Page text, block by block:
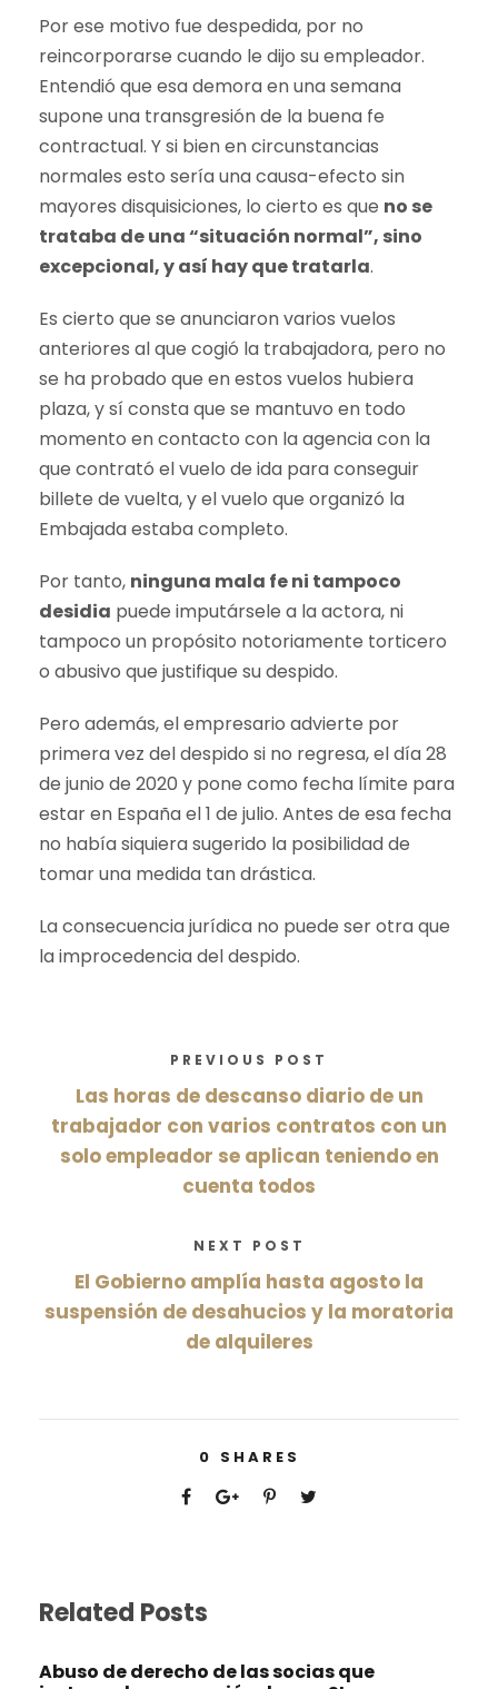
Por ese motivo fue despedida, por no
reincorporarse cuando le dijo su empleador.
Entendió que esa demora en una semana
supone una transgresión de la buena fe
contractual. Y si bien en circunstancias
normales esto sería una causa-efecto sin
mayores disquisiciones, lo cierto es que no se
trataba de una “situación normal”, sino
excepcional, y así hay que tratarla.
Es cierto que se anunciaron varios vuelos
anteriores al que cogió la trabajadora, pero no
se ha probado que en estos vuelos hubiera
plaza, y sí consta que se mantuvo en todo
momento en contacto con la agencia con la
que contrató el vuelo de ida para conseguir
billete de vuelta, y el vuelo que organizó la
Embajada estaba completo.
Por tanto, ninguna mala fe ni tampoco
desidia puede imputársele a la actora, ni
tampoco un propósito notoriamente torticero
o abusivo que justifique su despido.
Pero además, el empresario advierte por
primera vez del despido si no regresa, el día 28
de junio de 2020 y pone como fecha límite para
estar en España el 1 de julio. Antes de esa fecha
no había siquiera sugerido la posibilidad de
tomar una medida tan drástica.
La consecuencia jurídica no puede ser otra que
la improcedencia del despido.
PREVIOUS POST
Las horas de descanso diario de un
trabajador con varios contratos con un
solo empleador se aplican teniendo en
cuenta todos
NEXT POST
El Gobierno amplía hasta agosto la
suspensión de desahucios y la moratoria
de alquileres
0 SHARES
Related Posts
Abuso de derecho de las socias que